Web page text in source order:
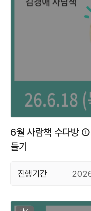
6월 사람책 수다방
들기
진행기간
마감된 프로그램